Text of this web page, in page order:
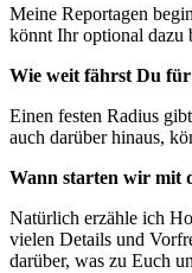
Meine Reportagen
könnt Ihr optional dazu
Wie weit fährst Du für
Einen festen Radius
auch darüber hinaus,
Wann starten wir mit
Natürlich erzähle ich
vielen Details und
darüber, was zu Euch